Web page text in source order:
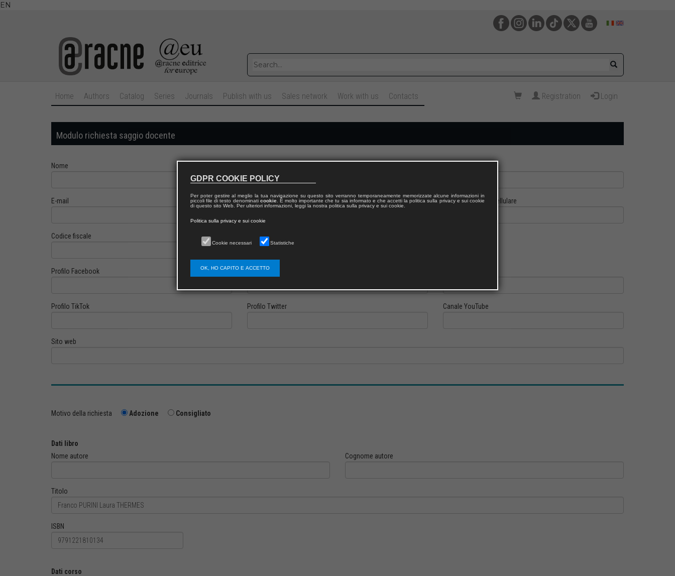
EN
Home Authors Catalog Series Journals Publish with us Sales network Work with us Contacts Registration Login
Modulo richiesta saggio docente
Nome
E-mail Telefono fisso Cellulare
Codice fiscale
Profilo Facebook Profilo Instagram
Profilo TikTok Profilo Twitter Canale YouTube
Sito web
Motivo della richiesta Adozione Consigliato
Dati libro
Nome autore
Cognome autore
Titolo
ISBN
Dati corso
GDPR COOKIE POLICY
Per poter gestire al meglio la tua navigazione su questo sito verranno temporaneamente memorizzate alcune informazioni in
piccoli file di testo denominati cookie. È molto importante che tu sia informato e che accetti la politica sulla privacy e sui cookie
di questo sito Web. Per ulteriori informazioni, leggi la nostra politica sulla privacy e sui cookie.
Politica sulla privacy e sui cookie
Cookie necessari Statistiche
OK, HO CAPITO E ACCETTO